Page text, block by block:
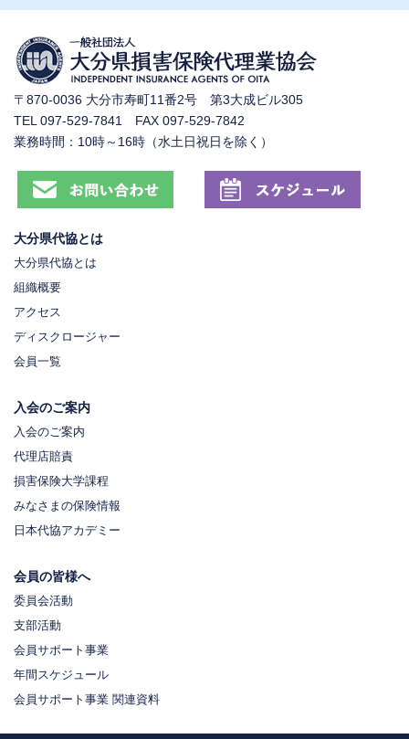
〒870-0036 大分市寿町11番2号 第3大成ビル305
TEL 097-529-7841 FAX 097-529-7842
業務時間：10時～16時（水土日祝日を除く）
大分県代協とは
大分県代協とは
組織概要
アクセス
ディスクロージャー
会員一覧
入会のご案内
入会のご案内
代理店賠責
損害保険大学課程
みなさまの保険情報
日本代協アカデミー
会員の皆様へ
委員会活動
支部活動
会員サポート事業
年間スケジュール
会員サポート事業 関連資料